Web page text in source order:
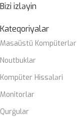
Bizi izləyin
Kateqoriyalar
Masaüstü Kompüterlər
Noutbuklar
Kompüter Hissələri
Monitorlar
Qurğular